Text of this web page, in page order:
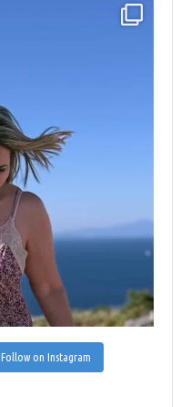
Follow on Instagram